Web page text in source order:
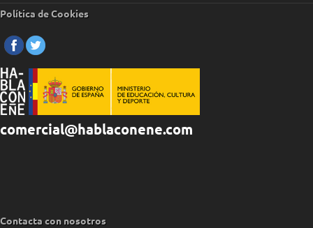
Política de Cookies
comercial@hablaconene.com
Contacta con nosotros